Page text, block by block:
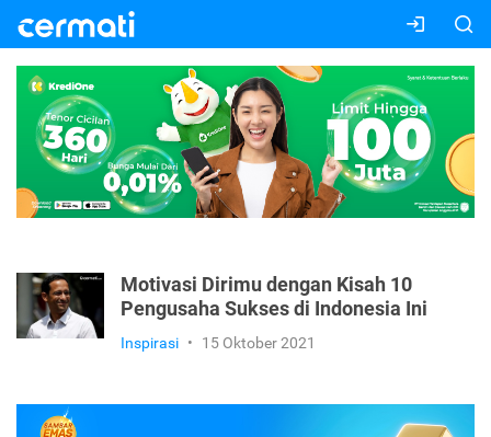
Motivasi Dirimu dengan Kisah 10
Pengusaha Sukses di Indonesia Ini
Inspirasi • 15 Oktober 2021